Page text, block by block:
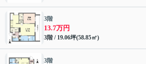
3階
13.7万円
3階 / 19.06坪(58.85㎡)
3階